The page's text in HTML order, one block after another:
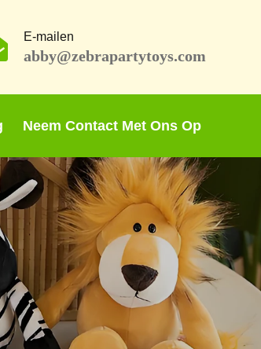
E-mailen
abby@zebrapartytoys.com
Neem Contact Met Ons Op